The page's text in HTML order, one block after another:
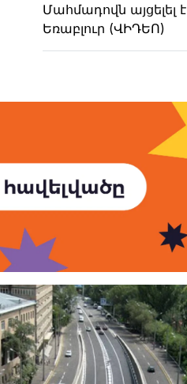
Մահմադովն այցելել է
Եռաբլուր (ՎԻԴԵՈ)